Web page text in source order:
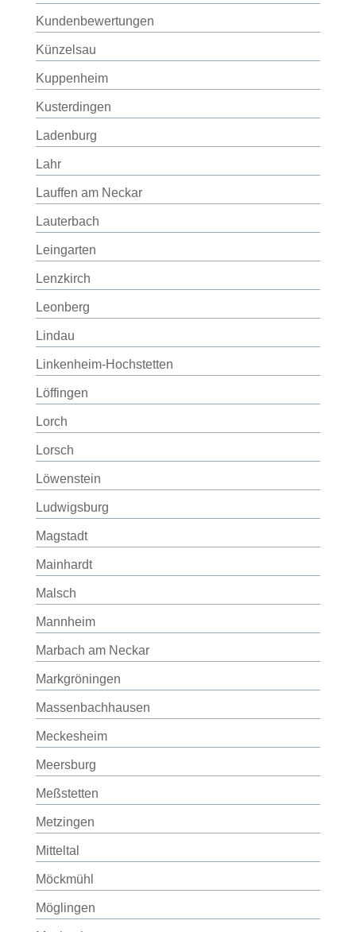
Kundenbewertungen
Künzelsau
Kuppenheim
Kusterdingen
Ladenburg
Lahr
Lauffen am Neckar
Lauterbach
Leingarten
Lenzkirch
Leonberg
Lindau
Linkenheim-Hochstetten
Löffingen
Lorch
Lorsch
Löwenstein
Ludwigsburg
Magstadt
Mainhardt
Malsch
Mannheim
Marbach am Neckar
Markgröningen
Massenbachhausen
Meckesheim
Meersburg
Meßstetten
Metzingen
Mitteltal
Möckmühl
Möglingen